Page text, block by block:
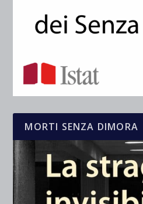
MORTI SENZA DIMORA